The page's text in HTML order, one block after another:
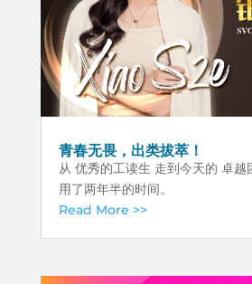
青春无畏，出类拔萃！
从 优秀的工读生 走到今天的 卓越
用了两年半的时间。
Read More >>